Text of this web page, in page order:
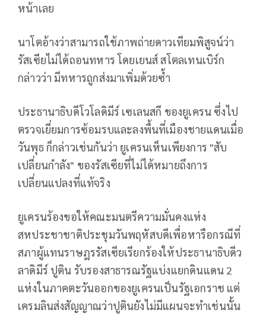
หน้าเลย
นาโตอ้างว่าสามารถใช้ภาพถ่ายดาวเทียมพิสูจน์ว่า
รัสเซียไม่ได้ถอนทหาร โดยเยนส์ สโตลเทนเบิร์ก
กล่าวว่า มีทหารถูกส่งมาเพิ่มด้วยซ้ำ
ประธานาธิบดีโวโลดิมีร์ เซเลนสกี ของยูเครน ซึ่งไป
ตรวจเยี่ยมการซ้อมรบและลงพื้นที่เมืองชายแดนเมื่อ
วันพุธ ก็กล่าวเช่นกันว่า ยูเครนเห็นเพียงการ "สับ
เปลี่ยนกำลัง" ของรัสเซียที่ไม่ได้หมายถึงการ
เปลี่ยนแปลงที่แท้จริง
ยูเครนร้องขอให้คณะมนตรีความมั่นคงแห่ง
สหประชาชาติประชุมวันพฤหัสบดีเพื่อหารือกรณีที่
สภาผู้แทนราษฎรรัสเซียเรียกร้องให้ประธานาธิบดีว
ลาดิมีร์ ปูติน รับรองสาธารณรัฐแบ่งแยกดินแดน 2
แห่งในภาคตะวันออกของยูเครนเป็นรัฐเอกราช แต่
เครมลินส่งสัญญาณว่าปูตินยังไม่มีแผนจะทำเช่นนั้น